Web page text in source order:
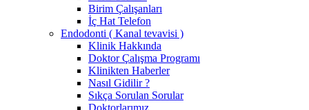
Birim Çalışanları
İç Hat Telefon
Endodonti ( Kanal tevavisi )
Klinik Hakkında
Doktor Çalışma Programı
Klinikten Haberler
Nasıl Gidilir ?
Sıkça Sorulan Sorular
Doktorlarımız